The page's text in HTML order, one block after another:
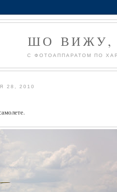
ШО ВИЖУ,
С ФОТОАППАРАТОМ ПО
28, 2010